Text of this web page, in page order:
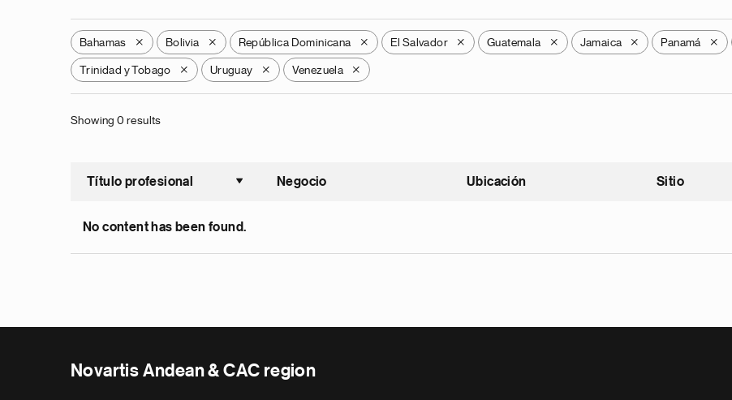
Bahamas X Bolivia X República Dominicana X El Salvador X Guatemala X Jamaica X Panamá X
Trinidad y Tobago X Uruguay X Venezuela X
Showing 0 results
Título profesional
Ordenar ascendente
Negocio Ubicación Sitio
No content has been found.
Novartis Andean & CAC region